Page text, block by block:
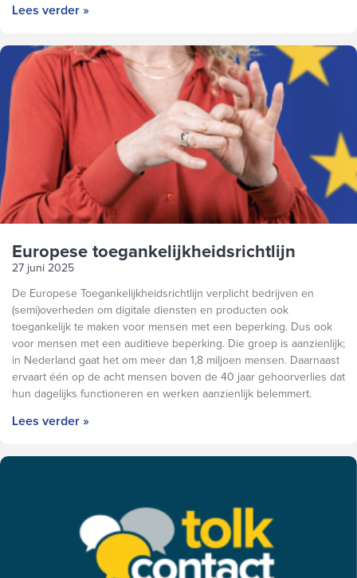
Lees verder »
Europese toegankelijkheidsrichtlijn
27 juni 2025
De Europese Toegankelijkheidsrichtlijn verplicht bedrijven en
(semi)overheden om digitale diensten en producten ook
toegankelijk te maken voor mensen met een beperking. Dus ook
voor mensen met een auditieve beperking. Die groep is aanzienlijk;
in Nederland gaat het om meer dan 1,8 miljoen mensen. Daarnaast
ervaart één op de acht mensen boven de 40 jaar gehoorverlies dat
hun dagelijks functioneren en werken aanzienlijk belemmert.
Lees verder »